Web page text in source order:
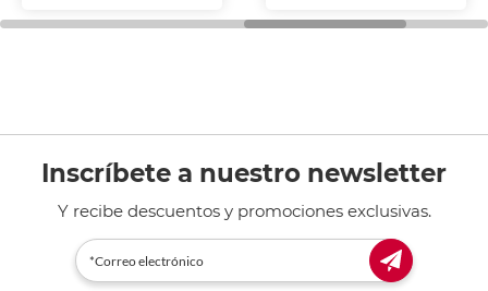
Inscríbete a nuestro newsletter
Y recibe descuentos y promociones exclusivas.